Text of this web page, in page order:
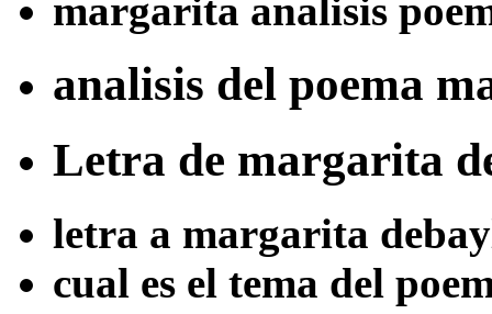
margarita analisis
analisis del poema
Letra de margarita
letra a margarita
cual es el tema del